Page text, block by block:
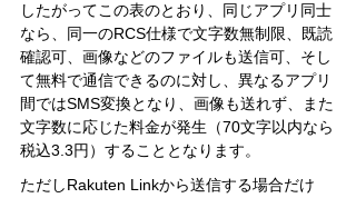
したがってこの表のとおり、同じアプリ同士
なら、同一のRCS仕様で文字数無制限、既読
確認可、画像などのファイルも送信可、そし
て無料で通信できるのに対し、異なるアプリ
間ではSMS変換となり、画像も送れず、また
文字数に応じた料金が発生（70文字以内なら
税込3.3円）することとなります。
ただしRakuten Linkから送信する場合だけ